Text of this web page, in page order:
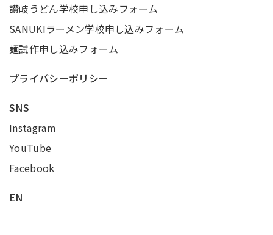
讃岐うどん学校申し込みフォーム
SANUKIラーメン学校申し込みフォーム
麺試作申し込みフォーム
プライバシーポリシー
SNS
Instagram
YouTube
Facebook
EN